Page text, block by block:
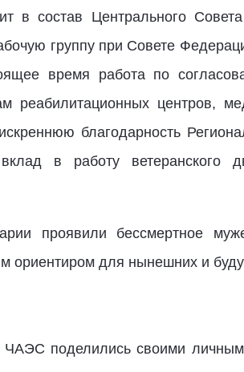
в состав Центрального
группу при Совете
время работа по
центров,
благодарность
в работу ветеранского
проявили бессмертное
ориентиром для нынешних и
поделились своими